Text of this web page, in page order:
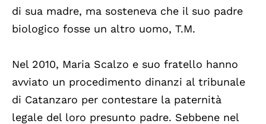
di sua madre, ma sosteneva che il suo padre
biologico fosse un altro uomo, T.M.
Nel 2010, Maria Scalzo e suo fratello hanno
avviato un procedimento dinanzi al tribunale
di Catanzaro per contestare la paternità
legale del loro presunto padre. Sebbene nel